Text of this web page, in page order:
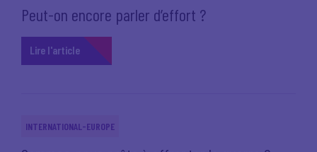
Peut-on encore parler d’effort ?
Lire l'article
INTERNATIONAL-EUROPE